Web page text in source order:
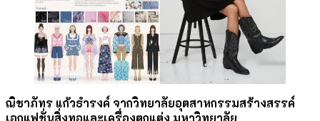
ณิชาภัทร แก้วธำรงค์ จากวิทยาลัยอุตสาหกรรมสร้างสรรค์
เอกแฟชั่นสิ่งทอและเครื่องตกแต่ง มหาวิทยาลัย